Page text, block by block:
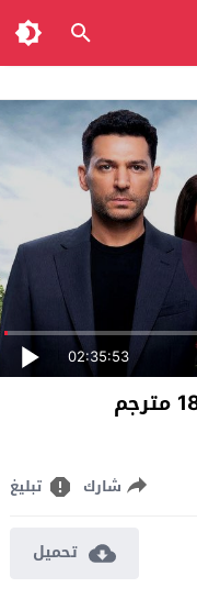
02:35:53
شارك تبليغ
تحميل